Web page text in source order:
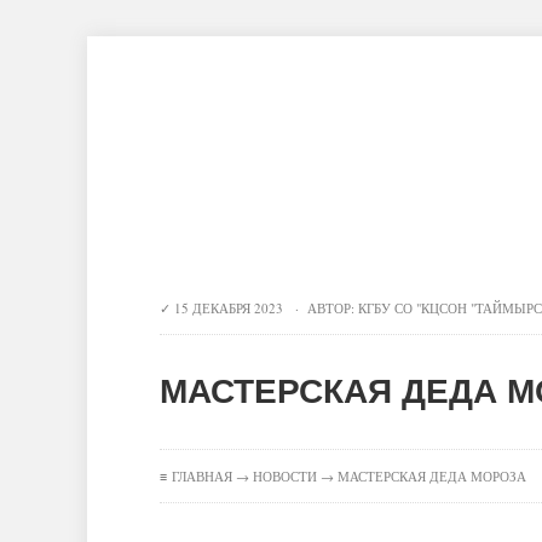
15 ДЕКАБРЯ 2023 · АВТОР: КГБУ СО "КЦСОН
МАСТЕРСКАЯ ДЕДА
≡ ГЛАВНАЯ → НОВОСТИ → МАСТЕРСКАЯ ДЕДА МОРОЗА